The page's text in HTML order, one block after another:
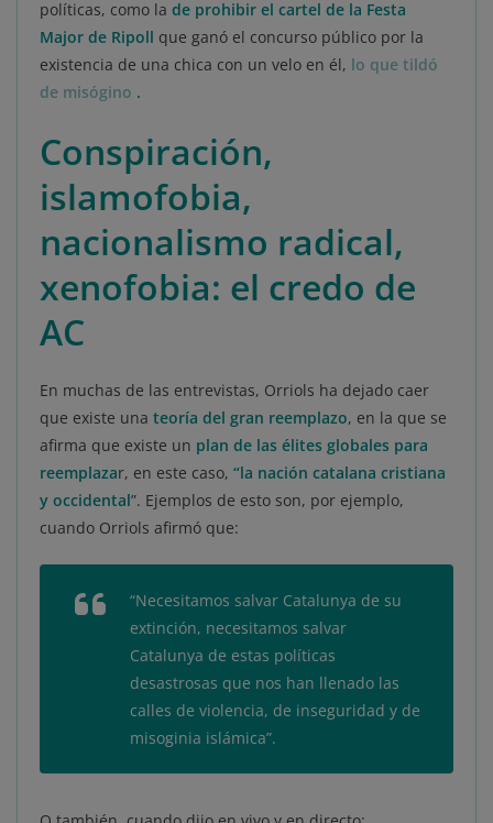
políticas, como la de prohibir el cartel de la Festa
Major de Ripoll que ganó el concurso público por la
existencia de una chica con un velo en él, lo que tildó
de misógino .
Conspiración,
islamofobia,
nacionalismo radical,
xenofobia: el credo de
AC
En muchas de las entrevistas, Orriols ha dejado caer
que existe una teoría del gran reemplazo, en la que se
afirma que existe un plan de las élites globales para
reemplazar, en este caso, “la nación catalana cristiana
y occidental”. Ejemplos de esto son, por ejemplo,
cuando Orriols afirmó que:
“Necesitamos salvar Catalunya de su
extinción, necesitamos salvar
Catalunya de estas políticas
desastrosas que nos han llenado las
calles de violencia, de inseguridad y de
misoginia islámica”.